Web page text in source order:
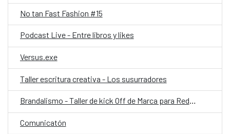
No tan Fast Fashion #15
Podcast Live - Entre libros y likes
Versus.exe
Taller escritura creativa - Los susurradores
Brandalismo - Taller de kick Off de Marca para Redes Sociales
Comunicatón